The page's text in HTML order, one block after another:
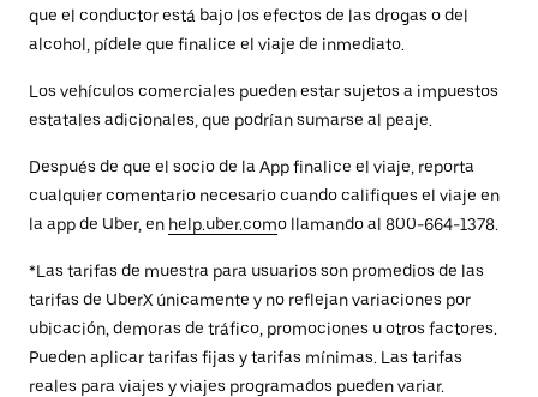
que el conductor está bajo los efectos de las drogas o del
alcohol, pídele que finalice el viaje de inmediato.
Los vehículos comerciales pueden estar sujetos a impuestos
estatales adicionales, que podrían sumarse al peaje.
Después de que el socio de la App finalice el viaje, reporta
cualquier comentario necesario cuando califiques el viaje en
la app de Uber, en help.uber.como llamando al 800-664-1378.
*Las tarifas de muestra para usuarios son promedios de las
tarifas de UberX únicamente y no reflejan variaciones por
ubicación, demoras de tráfico, promociones u otros factores.
Pueden aplicar tarifas fijas y tarifas mínimas. Las tarifas
reales para viajes y viajes programados pueden variar.